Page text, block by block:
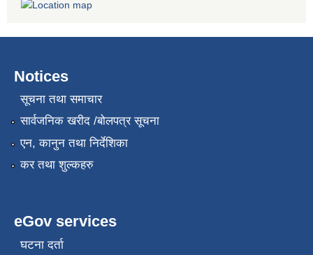
Notices
सूचना तथा समाचार
सार्वजनिक खरीद /बोलपत्र सूचना
एन, कानुन तथा निर्देशिका
कर तथा शुल्कहरु
eGov services
घटना दर्ता